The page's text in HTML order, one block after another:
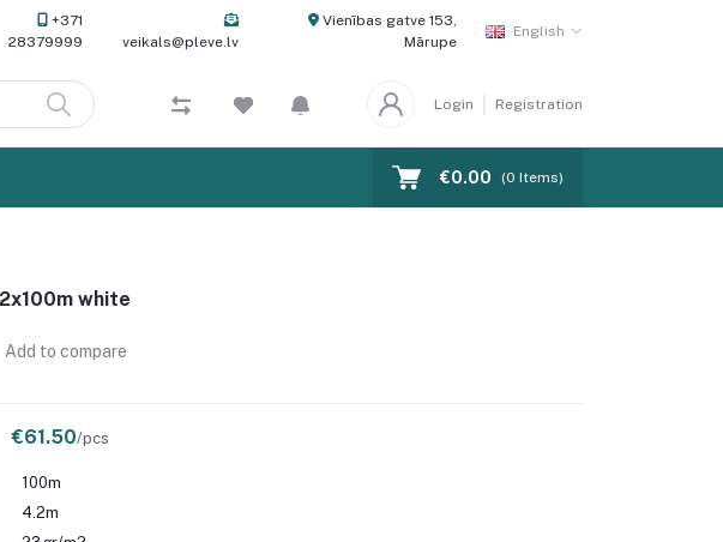
+371
28379999
veikals@pleve.lv
Vienības gatve 153,
Mārupe
English
Login Registration
€0.00 (0 Items)
white
Add to compare
€61.50/pcs
100m
4.2m